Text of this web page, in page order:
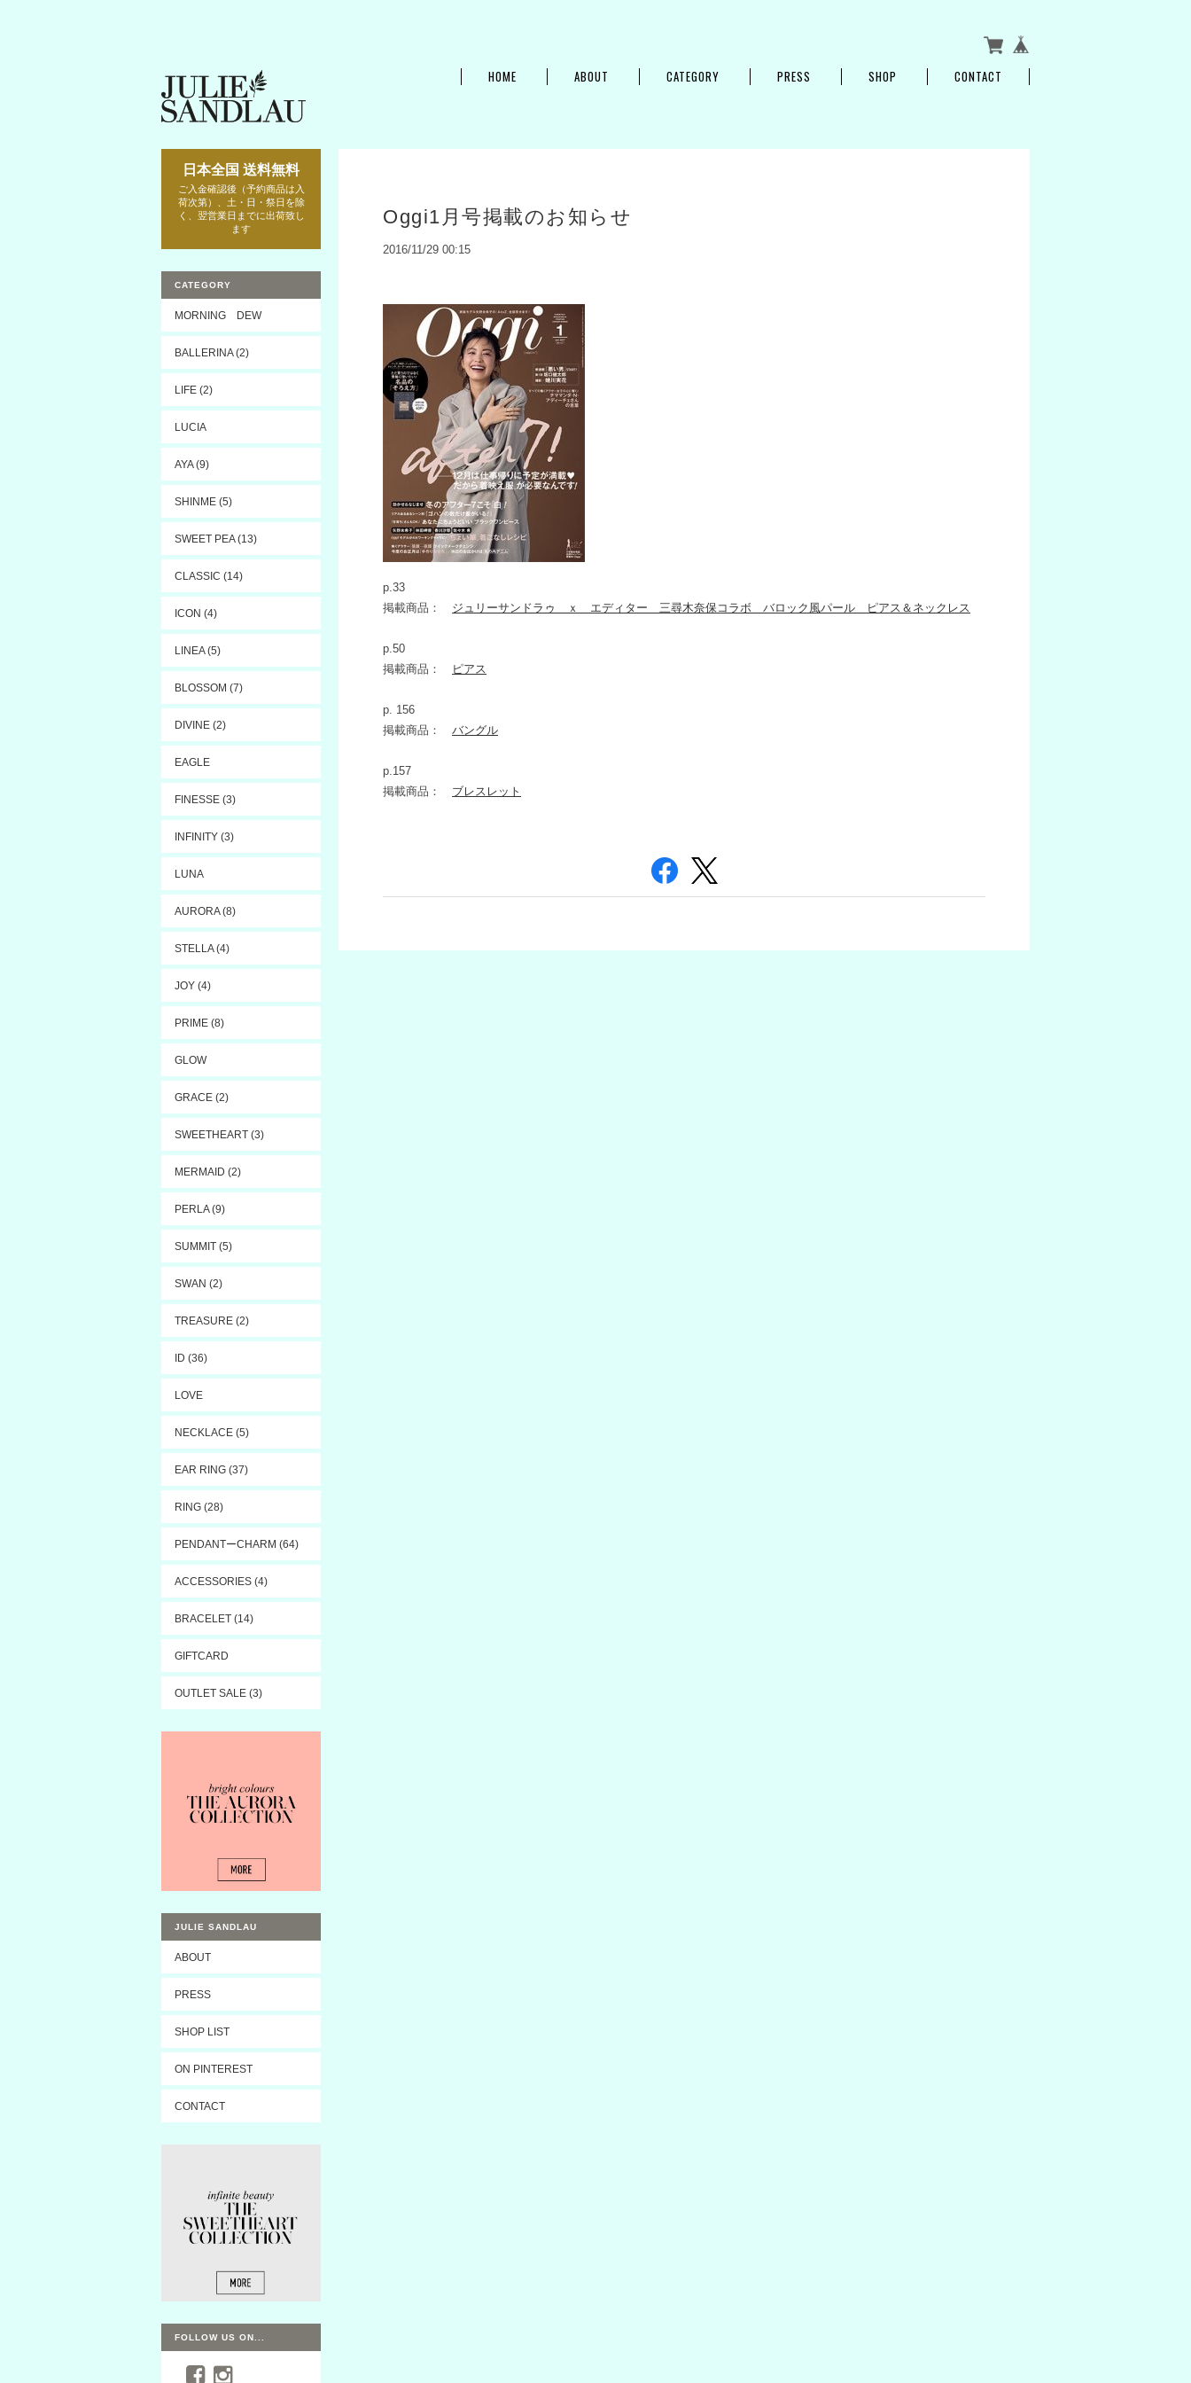
HOME ABOUT CATEGORY PRESS SHOP CONTACT
Oggi1月号掲載のお知らせ
2016/11/29 00:15
p.33
掲載商品： ジュリーサンドラゥ ｘ エディター 三尋木奈保コラボ バロック風パール ピアス＆ネックレス
p.50
掲載商品：
ピアス
p. 156
掲載商品： バングル
p.157
掲載商品： ブレスレット
日本全国 送料無料
ご入金確認後（予約商品は入
荷次第）、土・日・祭日を除
く、翌営業日までに出荷致し
ます
CATEGORY
MORNING DEW
BALLERINA (2)
LIFE (2)
LUCIA
AYA (9)
SHINME (5)
SWEET PEA (13)
CLASSIC (14)
ICON (4)
LINEA (5)
BLOSSOM (7)
DIVINE (2)
EAGLE
FINESSE (3)
INFINITY (3)
LUNA
AURORA (8)
STELLA (4)
JOY (4)
PRIME (8)
GLOW
GRACE (2)
SWEETHEART (3)
MERMAID (2)
PERLA (9)
SUMMIT (5)
SWAN (2)
TREASURE (2)
ID (36)
LOVE
NECKLACE (5)
EAR RING (37)
RING (28)
PENDANTーCHARM (64)
ACCESSORIES (4)
BRACELET (14)
GIFTCARD
OUTLET SALE (3)
JULIE SANDLAU
ABOUT
PRESS
SHOP LIST
ON PINTEREST
CONTACT
FOLLOW US ON...